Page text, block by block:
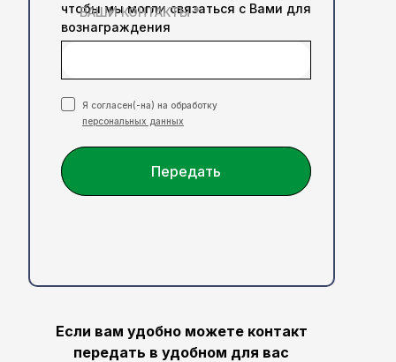
Если вам удобно можете контакт
передать в удобном для вас
ВАШИ КОНТАКТЫ *
чтобы мы могли связаться с Вами для
вознаграждения
Передать
Я согласен(-на) на обработку
персональных данных